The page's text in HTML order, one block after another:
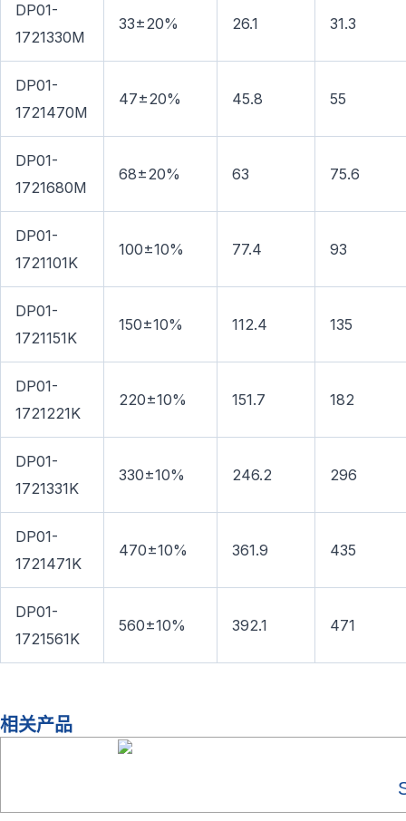
DP01-
1721330M
33±20% 26.1 31.3
DP01-
1721470M
47±20% 45.8 55
DP01-
1721680M
68±20% 63 75.6
DP01-
1721101K
100±10% 77.4 93
DP01-
1721151K
150±10% 112.4 135
DP01-
1721221K
220±10% 151.7 182
DP01-
1721331K
330±10% 246.2 296
DP01-
1721471K
470±10% 361.9 435
DP01-
1721561K
560±10% 392.1 471
相关产品